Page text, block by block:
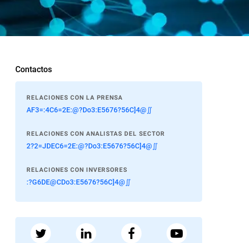
Contactos
RELACIONES CON LA PRENSA
AF3=:4C6=2E:@?Do3:E5676?56C]4@∬
RELACIONES CON ANALISTAS DEL SECTOR
2?2=JDEC6=2E:@?Do3:E5676?56C]4@∬
RELACIONES CON INVERSORES
:?G6DE@CDo3:E5676?56C]4@∬